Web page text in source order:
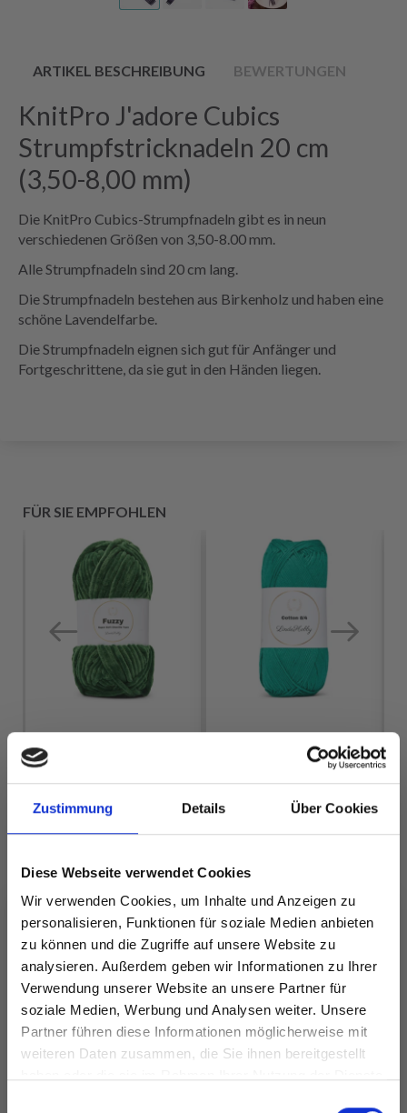
Zustimmung Details Über Cookies
Diese Webseite verwendet Cookies
Wir verwenden Cookies, um Inhalte und Anzeigen zu
personalisieren, Funktionen für soziale Medien anbieten
zu können und die Zugriffe auf unsere Website zu
analysieren. Außerdem geben wir Informationen zu Ihrer
Verwendung unserer Website an unsere Partner für
soziale Medien, Werbung und Analysen weiter. Unsere
Partner führen diese Informationen möglicherweise mit
weiteren Daten zusammen, die Sie ihnen bereitgestellt
ARTIKEL BESCHREIBUNG BEWERTUNGEN
KnitPro J'adore Cubics
Strumpfstricknadeln 20 cm
(3,50-8,00 mm)
Die KnitPro Cubics-Strumpfnadeln gibt es in neun
verschiedenen Größen von 3,50-8.00 mm.
Alle Strumpfnadeln sind 20 cm lang.
Die Strumpfnadeln bestehen aus Birkenholz und haben eine
schöne Lavendelfarbe.
Die Strumpfnadeln eignen sich gut für Anfänger und
Fortgeschrittene, da sie gut in den Händen liegen.
FÜR SIE EMPFOHLEN
FUZZY CHENILLE
EUR 6.40
Alle Optionen
LINDEHOBBY
COTTON 8/4
EUR 2.60
Alle Optionen
ansehen
ANDERE HABEN SICH AUCH ANGESEHEN
Spare bis zu 50%